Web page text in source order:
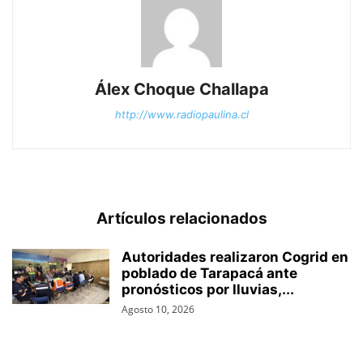
Álex Choque Challapa
http://www.radiopaulina.cl
Artículos relacionados
Autoridades realizaron Cogrid en
poblado de Tarapacá ante
pronósticos por lluvias,...
Agosto 10, 2026